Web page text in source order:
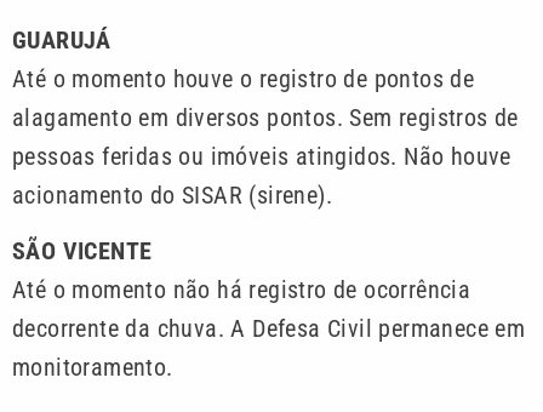
GUARUJÁ
Até o momento houve o registro de pontos de
alagamento em diversos pontos. Sem registros de
pessoas feridas ou imóveis atingidos. Não houve
acionamento do SISAR (sirene).
SÃO VICENTE
Até o momento não há registro de ocorrência
decorrente da chuva. A Defesa Civil permanece em
monitoramento.